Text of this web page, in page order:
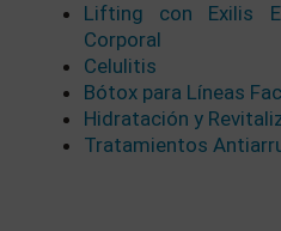
Lifting con Exilis
Corporal
Celulitis
Bótox para Líneas
Hidratación y
Tratamientos